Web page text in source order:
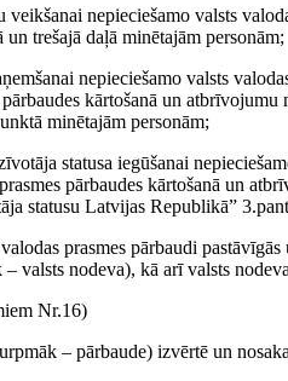
nepieciešamo valsts
trešajā daļā minētajām personām;
nepieciešamo valsts
kārtošanā un
minētajām personām;
statusa iegūšanai
pārbaudes kārtošanā un
statusu Latvijas Republikā”
prasmes pārbaudi
valsts nodeva), kā arī valsts
Nr.16)
– pārbaude) izvērtē un